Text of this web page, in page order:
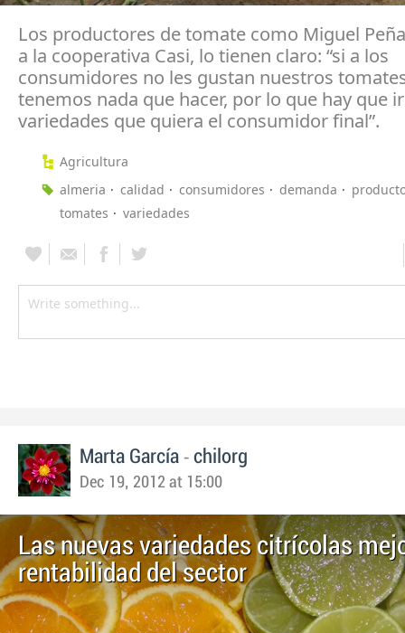
Los productores de tomate como Miguel
a la cooperativa Casi, lo tienen claro: “si a los
consumidores no les gustan nuestros
tenemos nada que hacer, por lo que hay que
variedades que quiera el consumidor final”.
Agricultura
almeria
calidad consumidores demanda
tomates
variedades
Marta García - chilorg
Dec 19, 2012 at 15:00
Las nuevas variedades citrícolas
rentabilidad del sector